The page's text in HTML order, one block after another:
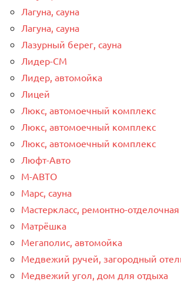
Лагуна, сауна
Лагуна, сауна
Лазурный берег, сауна
Лидер-СМ
Лидер, автомойка
Лицей
Люкс, автомоечный комплекс
Люкс, автомоечный комплекс
Люкс, автомоечный комплекс
Люфт-Авто
М-АВТО
Марс, сауна
Мастеркласс, ремонтно-
Матрёшка
Мегаполис, автомойка
Медвежий ручей, загородный
Медвежий угол, дом для отдыха